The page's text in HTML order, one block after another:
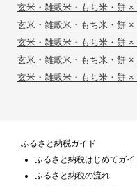
玄米・雑穀米・もち米・餅 ×
玄米・雑穀米・もち米・餅 ×
玄米・雑穀米・もち米・餅 ×
玄米・雑穀米・もち米・餅
玄米・雑穀米・もち米・餅 ×
ふるさと納税ガイド
ふるさと納税はじめてガイ
ふるさと納税の流れ